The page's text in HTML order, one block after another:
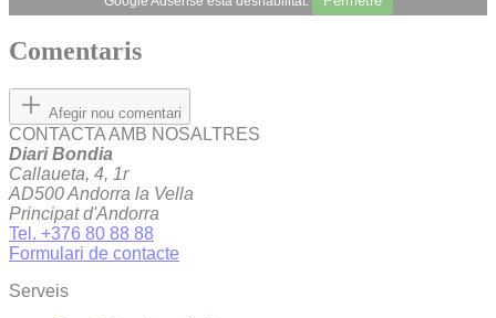
Comentaris
Afegir nou comentari
CONTACTA AMB NOSALTRES
Diari Bondia
Callaueta, 4, 1r
AD500 Andorra la Vella
Principat d'Andorra
Tel. +376 80 88 88
Formulari de contacte
Serveis